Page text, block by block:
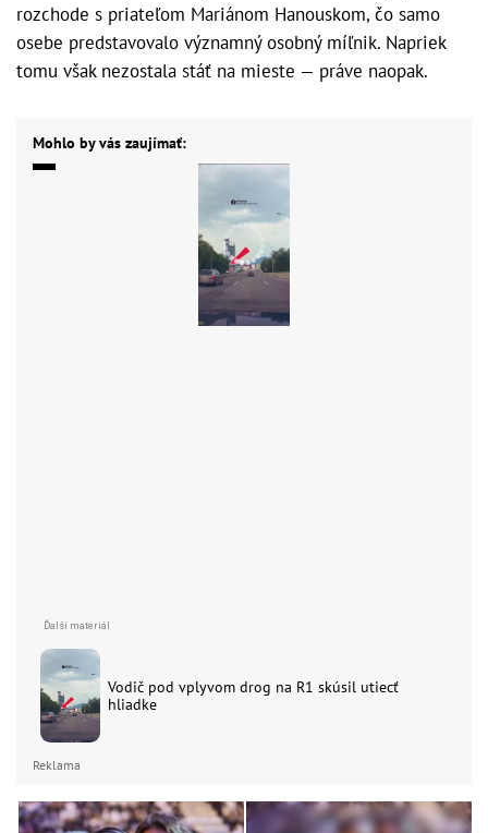
rozchode s priateľom Mariánom Hanouskom, čo samo
osebe predstavovalo významný osobný míľnik. Napriek
tomu však nezostala stáť na mieste — práve naopak.
Mohlo by vás zaujímať:
Vodič pod vplyvom drog na R1 skúsil utiecť
hliadke
Reklama